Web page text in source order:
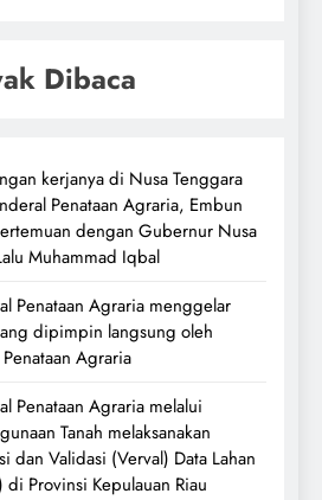
Dibaca
kerjanya di Nusa Tenggara
Penataan Agraria, Embun
dengan Gubernur Nusa
Muhammad Iqbal
Penataan Agraria menggelar
dipimpin langsung oleh
Agraria
Penataan Agraria melalui
Tanah melaksanakan
dan Validasi (Verval) Data Lahan
di Provinsi Kepulauan Riau